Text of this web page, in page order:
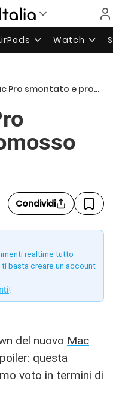
Watch
smontato e promosso da iFixit
Condividi
realtime tutto
basta creare un account
!
del nuovo Mac
questa
voto in termini di